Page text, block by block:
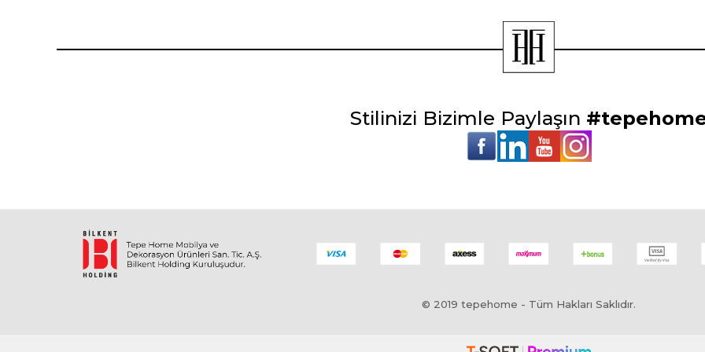
Stilinizi Bizimle Paylaşın
© 2019 tepehome - Tüm Hakları Saklıdır.